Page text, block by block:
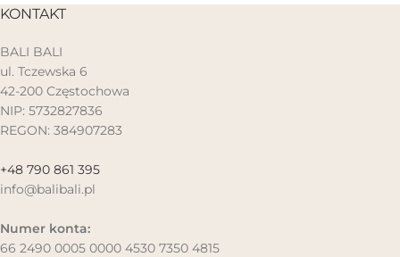
KONTAKT
BALI BALI
ul. Tczewska 6
42-200 Częstochowa
NIP: 5732827836
REGON: 384907283
+48 790 861 395
info@balibali.pl
Numer konta:
66 2490 0005 0000 4530 7350 4815